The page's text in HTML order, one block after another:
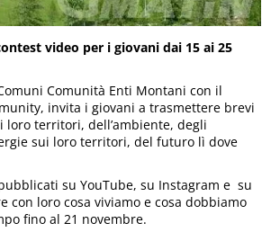
video per i giovani dai 15 ai 25
Comunità Enti Montani con il
invita i giovani a trasmettere brevi
loro territori, dell’ambiente, degli
sui loro territori, del futuro lì dove
su YouTube, su Instagram e su
con loro cosa viviamo e cosa dobbiamo
fino al 21 novembre.